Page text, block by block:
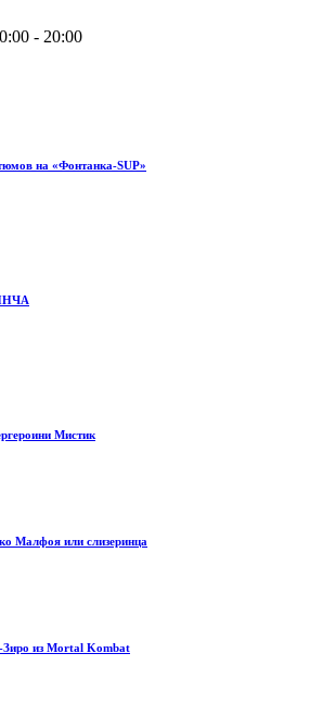
- 20:00
на «Фонтанка-SUP»
Мистик
Малфоя или слизеринца
из Mortal Kombat